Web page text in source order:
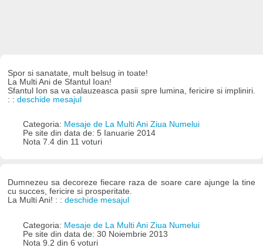
Spor si sanatate, mult belsug in toate!
La Multi Ani de Sfantul Ioan!
Sfantul Ion sa va calauzeasca pasii spre lumina, fericire si impliniri.
: :deschide mesajul
Categoria: Mesaje de La Multi Ani Ziua Numelui
Pe site din data de: 5 Ianuarie 2014
Nota 7.4 din 11 voturi
Dumnezeu sa decoreze fiecare raza de soare care ajunge la tine
cu succes, fericire si prosperitate.
La Multi Ani! : :deschide mesajul
Categoria: Mesaje de La Multi Ani Ziua Numelui
Pe site din data de: 30 Noiembrie 2013
Nota 9.2 din 6 voturi